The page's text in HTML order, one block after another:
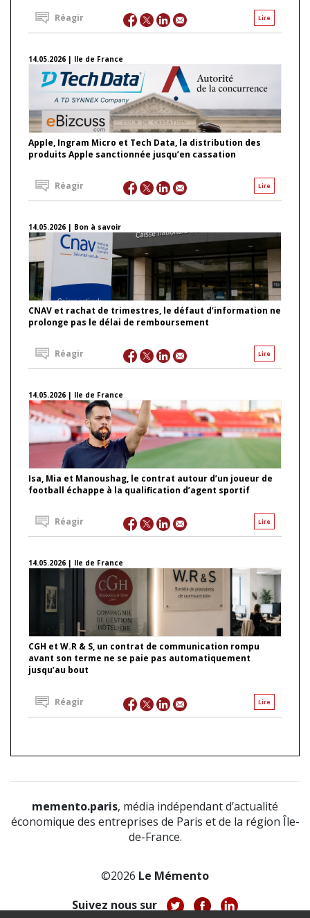
Lire
Réagir
14.05.2026 | Ile de France
Apple, Ingram Micro et Tech Data, la distribution des
produits Apple sanctionnée jusqu’en cassation
Lire
Réagir
14.05.2026 | Bon à savoir
CNAV et rachat de trimestres, le défaut d’information ne
prolonge pas le délai de remboursement
Lire
Réagir
14.05.2026 | Ile de France
Isa, Mia et Manoushag, le contrat autour d’un joueur de
football échappe à la qualification d’agent sportif
Lire
Réagir
14.05.2026 | Ile de France
CGH et W.R & S, un contrat de communication rompu
avant son terme ne se paie pas automatiquement
jusqu’au bout
Lire
Réagir
memento.paris, média indépendant d’actualité
économique des entreprises de Paris et de la région Île-
de-France.
©2026 Le Mémento
Suivez nous sur